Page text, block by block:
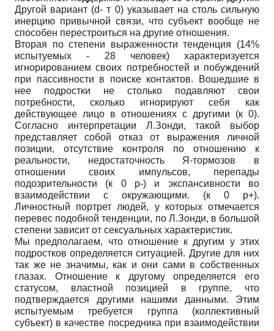
Другой вариант (d- т 0) указывает на столь сильную
инерцию привычной связи, что субъект вообще не
способен перестроиться на другие отношения.
Вторая по степени выраженности тенденция (14%
испытуемых - 28 человек) характеризуется
игнорированием своих потребностей и побуждений
при пассивности в поиске контактов. Вошедшие в
нее подростки не столько подавляют свои
потребности, сколько игнорируют себя как
действующее лицо в отношениях с другими (к 0).
Согласно интерпретации Л.Зонди, такой выбор
представляет собой отказ от выражения личной
позиции, отсутствие контроля по отношению к
реальности, недостаточность Я-тормозов в
отношении своих импульсов, перепады
подозрительности (к 0 р-) и экспансивности во
взаимодействии с окружающими. (к 0 р+).
Личностный портрет людей, у которых отмечается
перевес подобной тенденции, по Л.Зонди, в большой
степени зависит от сексуальных характеристик.
Мы предполагаем, что отношение к другим у этих
подростков определяется ситуацией. Другие для них
так же не значимы, как и они сами в собственных
глазах. Отношение к другому определяется его
статусом, властной позицией в группе, что
подтверждается другими нашими данными. Этим
испытуемым требуется группа (коллективный
субъект) в качестве посредника при взаимодействии